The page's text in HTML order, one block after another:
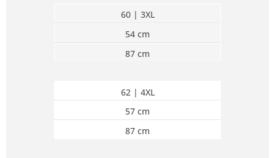
60 | 3XL
54 cm
87 cm
62 | 4XL
57 cm
87 cm